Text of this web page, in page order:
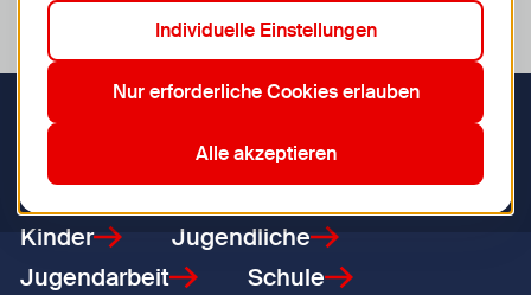
Aktive Filter: 14. Penzing 18. Währing
Zurücksetzen
Zurück zur Startseite
Kinder
Jugendliche
Jugendarbeit
Schule
Individuelle Einstellungen
Nur erforderliche Cookies erlauben
Alle akzeptieren